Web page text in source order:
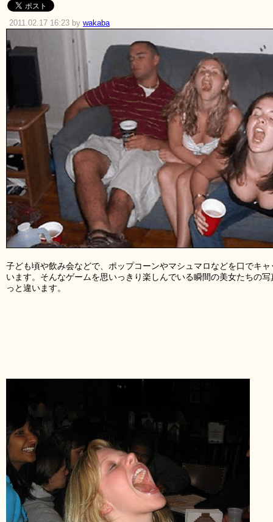
2011.02.17 16:23 by wakaba
子ども頃や飲み会などで、ポップコーンやマシュマロなどを口でキ
います。そんなゲームを思いっきり楽しんでいる瞬間の美女たちの
っと違います。